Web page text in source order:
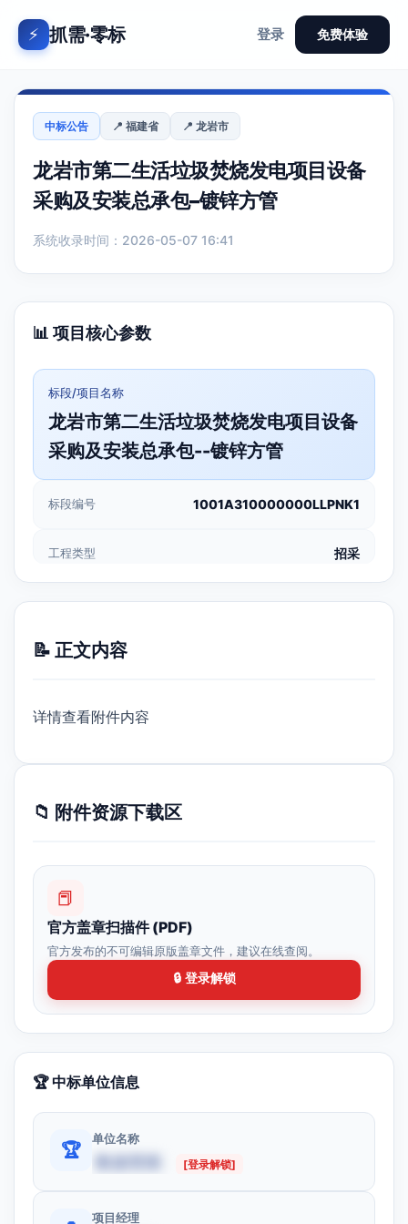
⚡ 抓需·零标 登录 免费体验
中标公告 📍 福建省 📍 龙岩市
龙岩市第二生活垃圾焚烧发电项目设备
采购及安装总承包–镀锌方管
系统收录时间：2026-05-07 16:41
📊 项目核心参数
标段/项目名称
龙岩市第二生活垃圾焚烧发电项目设备
采购及安装总承包--镀锌方管
标段编号 1001A310000000LLPNK1
工程类型 招采
📝 正文内容
详情查看附件内容
📁 附件资源下载区
📕
官方盖章扫描件 (PDF)
官方发布的不可编辑原版盖章文件，建议在线查阅。
🔒 登录解锁
🏆 中标单位信息
🏆
单位名称
[登录解锁]
项目经理